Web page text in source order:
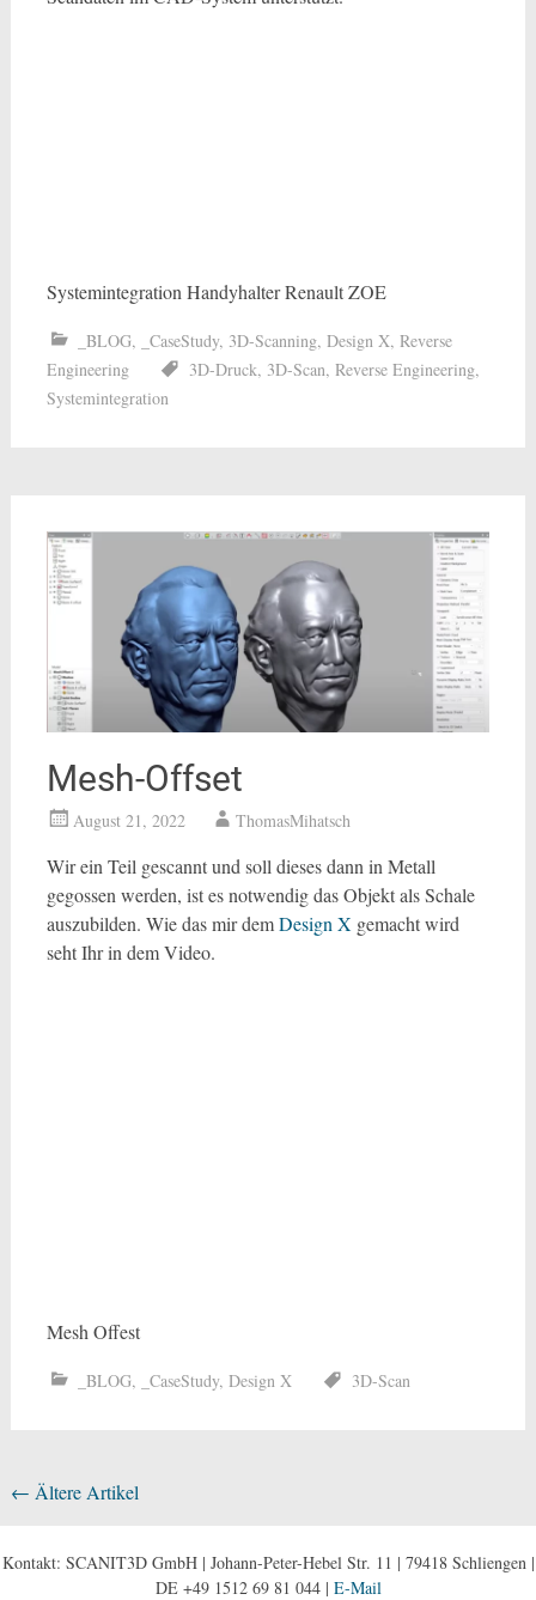
Systemintegration Handyhalter Renault ZOE
_BLOG, _CaseStudy, 3D-Scanning, Design X, Reverse
Engineering
3D-Druck, 3D-Scan, Reverse Engineering,
Systemintegration
Mesh-Offset
August 21, 2022 ThomasMihatsch
Wir ein Teil gescannt und soll dieses dann in Metall
gegossen werden, ist es notwendig das Objekt als Schale
auszubilden. Wie das mir demDesign X gemacht wird
seht Ihr in dem Video.
Mesh Offest
_BLOG, _CaseStudy, Design X 3D-Scan
Beitragsnavigation
← Ältere Artikel
Kontakt: SCANIT3D GmbH | Johann-Peter-Hebel Str. 11 | 79418 Schliengen |
DE +49 1512 69 81 044 | E-Mail